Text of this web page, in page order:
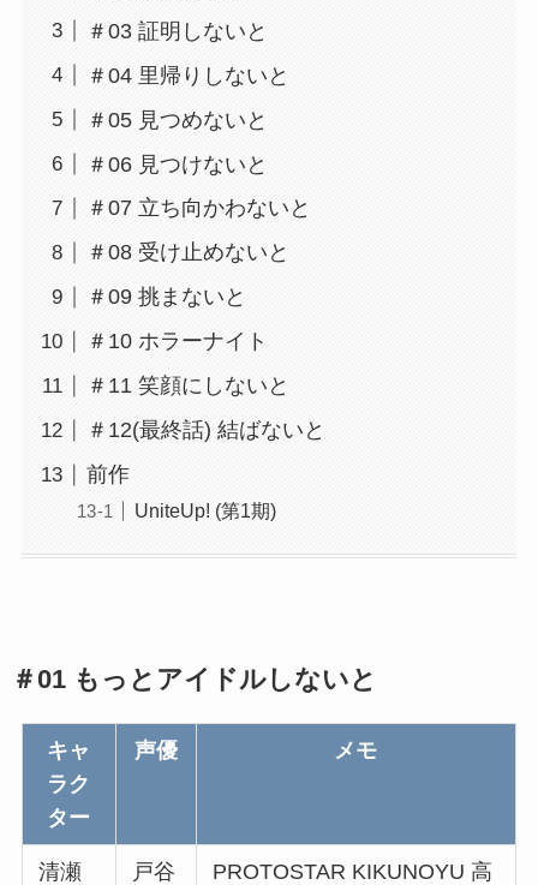
＃03 証明しないと
＃04 里帰りしないと
＃05 見つめないと
＃06 見つけないと
＃07 立ち向かわないと
＃08 受け止めないと
＃09 挑まないと
＃10 ホラーナイト
＃11 笑顔にしないと
＃12(最終話) 結ばないと
前作
UniteUp! (第1期)
＃01 もっとアイドルしないと
キャ
ラク
ター
声優 メモ
清瀬
戸谷
PROTOSTAR KIKUNOYU 高